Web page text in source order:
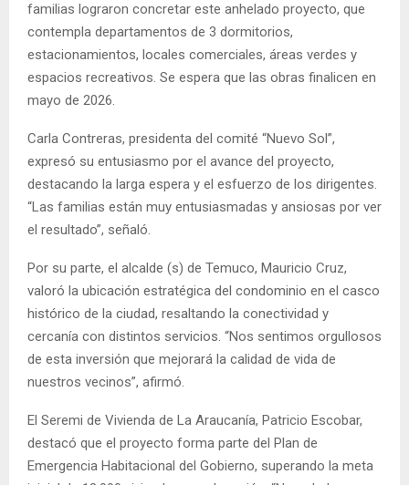
familias lograron concretar este anhelado proyecto, que
contempla departamentos de 3 dormitorios,
estacionamientos, locales comerciales, áreas verdes y
espacios recreativos. Se espera que las obras finalicen en
mayo de 2026.
Carla Contreras, presidenta del comité “Nuevo Sol”,
expresó su entusiasmo por el avance del proyecto,
destacando la larga espera y el esfuerzo de los dirigentes.
“Las familias están muy entusiasmadas y ansiosas por ver
el resultado”, señaló.
Por su parte, el alcalde (s) de Temuco, Mauricio Cruz,
valoró la ubicación estratégica del condominio en el casco
histórico de la ciudad, resaltando la conectividad y
cercanía con distintos servicios. “Nos sentimos orgullosos
de esta inversión que mejorará la calidad de vida de
nuestros vecinos”, afirmó.
El Seremi de Vivienda de La Araucanía, Patricio Escobar,
destacó que el proyecto forma parte del Plan de
Emergencia Habitacional del Gobierno, superando la meta